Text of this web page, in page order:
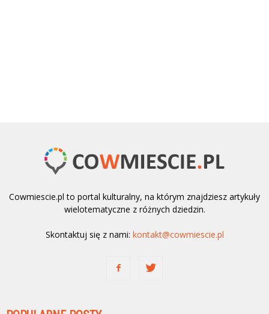
Cowmiescie.pl to portal kulturalny, na którym znajdziesz artykuły
wielotematyczne z różnych dziedzin.
Skontaktuj się z nami: kontakt@cowmiescie.pl